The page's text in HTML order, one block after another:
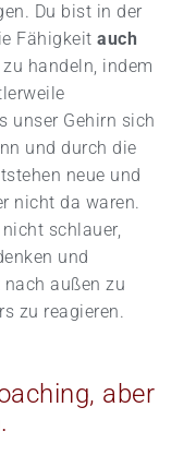
Du bist in der
Fähigkeit auch
handeln, indem
unser Gehirn sich
und durch die
neue und
nicht da waren.
schlauer,
und
außen zu
zu reagieren.
aber